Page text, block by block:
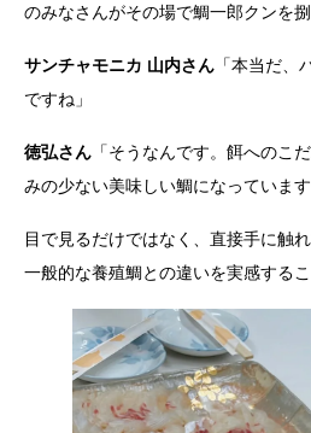
のみなさんがその場で鯛一郎クンを
サンチャモニカ 山内さん 「本当だ、
ですね」
徳弘さん 「そうなんです。餌へのこ
みの少ない美味しい鯛になっています
目で見るだけではなく、直接手に触
一般的な養殖鯛との違いを実感するこ